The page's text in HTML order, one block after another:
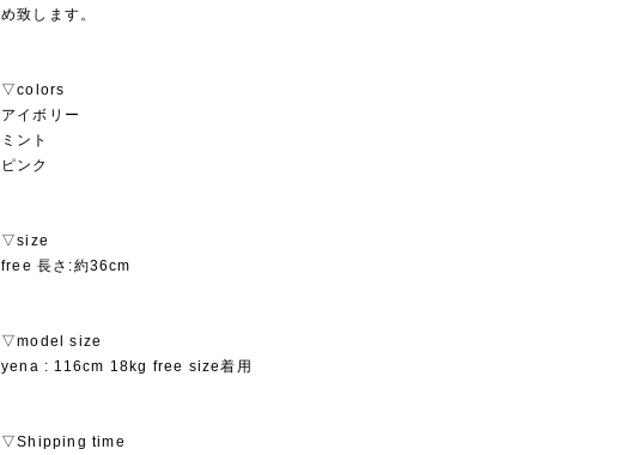
め致します。
▽colors
アイボリー
ミント
ピンク
▽size
free 長さ:約36cm
▽model size
yena : 116cm 18kg free size着用
▽Shipping time